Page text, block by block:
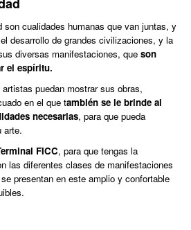
son cualidades humanas que van juntas, y
desarrollo de grandes civilizaciones, y la
diversas manifestaciones, que son
el espíritu.
puedan mostrar sus obras,
en el que también se le brinde al
necesarias, para que pueda
arte.
FICC, para que tengas la
las diferentes clases de manifestaciones
presentan en este amplio y confortable